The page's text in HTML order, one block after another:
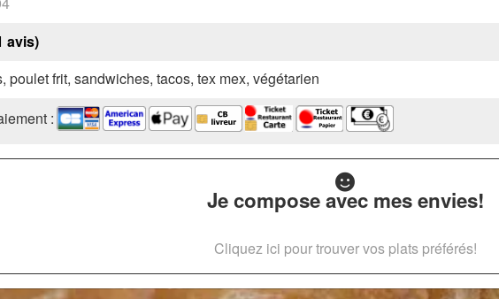
avis)
poulet frit, sandwiches, tacos, tex mex, végétarien
:
Je compose avec mes envies!
Cliquez ici pour trouver vos plats préférés!